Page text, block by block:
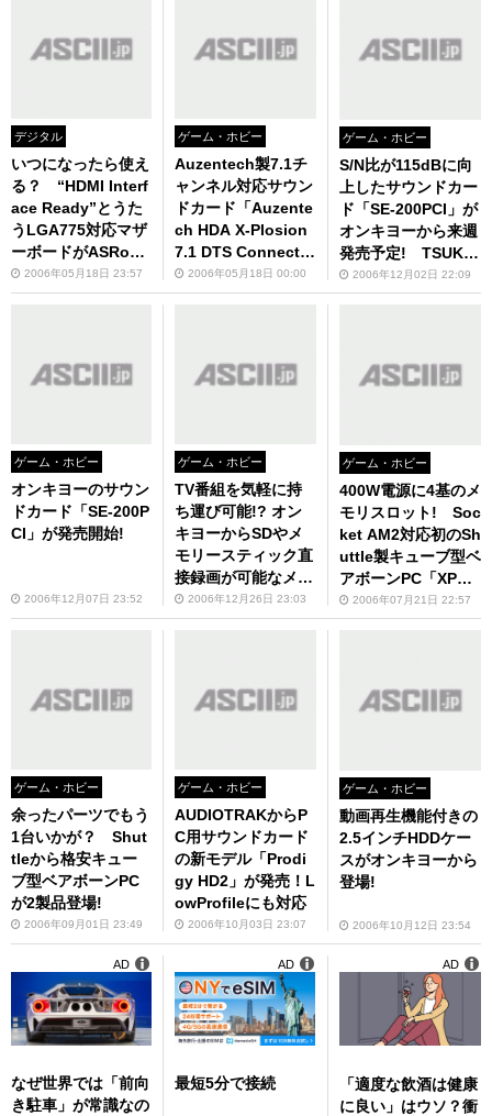
デジタル
いつになったら使え
る？ “HDMI Interf
ace Ready”とうた
うLGA775対応マザ
ーボードがASRock
から登場！
2006年05月18日 23:57
ゲーム・ホビー
Auzentech製7.1チ
ャンネル対応サウン
ドカード「Auzente
ch HDA X-Plosion
7.1 DTS Connect」
の販売がスタート!
2006年05月18日 00:00
ゲーム・ホビー
S/N比が115dBに向
上したサウンドカー
ド「SE-200PCI」が
オンキヨーから来週
発売予定! TSUKU
MO eX.で予約受付
中!
2006年12月02日 22:09
ゲーム・ホビー
オンキヨーのサウン
ドカード「SE-200P
CI」が発売開始!
2006年12月07日 23:52
ゲーム・ホビー
TV番組を気軽に持
ち運び可能!? オン
キヨーからSDやメ
モリースティック直
接録画が可能なメデ
ィアレコーダー「W
AVIO VR-1000
2006年12月26日 23:03
ゲーム・ホビー
400W電源に4基のメ
モリスロット! Soc
ket AM2対応初のSh
uttle製キューブ型ベ
アボーンPC「XPC
SN27P2」の販売が
今日からスタート！
2006年07月21日 22:57
ゲーム・ホビー
余ったパーツでもう
1台いかが？ Shut
tleから格安キュー
ブ型ベアボーンPC
が2製品登場!
2006年09月01日 23:49
ゲーム・ホビー
AUDIOTRAKからP
C用サウンドカード
の新モデル「Prodi
gy HD2」が発売！L
owProfileにも対応
2006年10月03日 23:07
ゲーム・ホビー
動画再生機能付きの
2.5インチHDDケー
スがオンキヨーから
登場!
2006年10月12日 23:54
なぜ世界では「前向
き駐車」が常識なの
AD
最短5分で接続
AD
「適度な飲酒は健康
に良い」はウソ？衝
AD